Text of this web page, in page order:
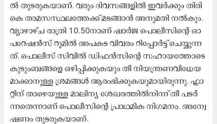
ൽ തു​ട​രു​ക​യാ​ണ്. വ​രും ദി​വ​സ​ങ്ങ​ളി​ൽ ഇ​വ​ർ​ക്കും തി​രി​
കെ താ​മ​സ​സ്ഥ​​ല​ത്തേ​ക്ക്​ മ​ട​ങ്ങാ​ൻ അ​നു​മ​തി ന​ൽ​കും.
വ്യാ​ഴാ​ഴ്ച രാ​ത്രി 10.50നാ​ണ്​ ഷാ​ർ​ജ പൊ​ലീ​സി​ന്‍റെ ഓ​
പ​റേ​ഷ​ൻ​സ്​ റൂ​മി​ൽ അ​പ​ക​ട വി​വ​രം റി​പ്പോ​ർ​ട്ട്​ ചെ​യ്യു​ന്ന​
ത്. പൊ​ലീ​സ്​ സി​വി​ൽ ഡി​ഫ​ൻ​സി​ന്‍റെ സ​ഹാ​യ​ത്തോ​ടെ
കു​ടും​ബ​ങ്ങ​ളെ ഒ​ഴി​പ്പി​ക്കു​ക​യും തീ ​നി​യ​ന്ത്ര​ണ​വി​ധേ​യ​
മാ​ക്കാ​നു​ള്ള ശ്ര​മ​ങ്ങ​ൾ ആ​രം​ഭി​ക്കു​ക​യു​മാ​യി​രു​ന്നു. ഫ്ലാ​
റ്റി​ന്​ താ​ഴെ​യു​ള്ള മാ​ലി​ന്യ ശേ​ഖ​ര​ത്തി​ൽ​നി​ന്ന്​ തീ ​പ​ട​ർ​
ന്ന​തെ​ന്നാ​ണ്​ പൊ​ലീ​സി​ന്‍റെ പ്രാ​ഥ​മി​ക നി​ഗ​മ​നം. ​അ​ന്വേ​
ഷ​ണം തു​ട​രു​ക​യാ​ണ്.